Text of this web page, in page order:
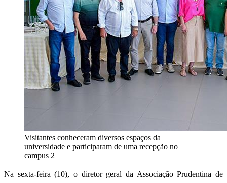
Visitantes conheceram diversos espaços da
universidade e participaram de uma recepção no
campus 2
Na sexta-feira (10), o diretor geral da Associação Prudentina de